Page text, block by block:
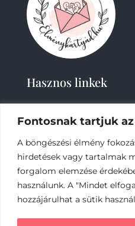
Fontosnak tartjuk
A böngészési élmény
hirdetések vagy tartalmak
forgalom elemzése
használunk. A "Mindet
hozzájárulhat a sütik
Hasznos linkek
2019-2023 –
jog
Az online fizetést a